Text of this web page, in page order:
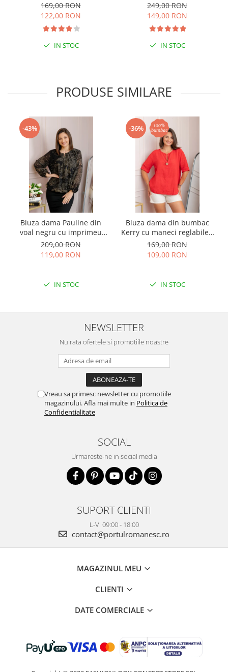
169,00 RON
122,00 RON
IN STOC
249,00 RON
149,00 RON
IN STOC
PRODUSE SIMILARE
-43%
Bluza dama Pauline din
voal negru cu imprimeu
floral auriu
209,00 RON
119,00 RON
IN STOC
-36%
Bluza dama din bumbac
Kerry cu maneci reglabile -
Rosu
169,00 RON
109,00 RON
IN STOC
NEWSLETTER
Nu rata ofertele si promotiile noastre
Vreau sa primesc newsletter cu promotiile
magazinului. Afla mai multe in Politica de
Confidentialitate
SOCIAL
Urmareste-ne in social media
SUPORT CLIENTI
L-V: 09:00 - 18:00
contact@portulromanesc.ro
MAGAZINUL MEU
CLIENTI
DATE COMERCIALE